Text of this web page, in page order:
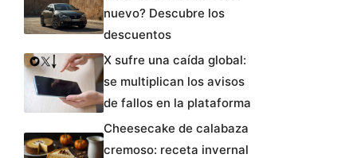
nuevo? Descubre los
descuentos
X sufre una caída global:
se multiplican los avisos
de fallos en la plataforma
Cheesecake de calabaza
cremoso: receta invernal